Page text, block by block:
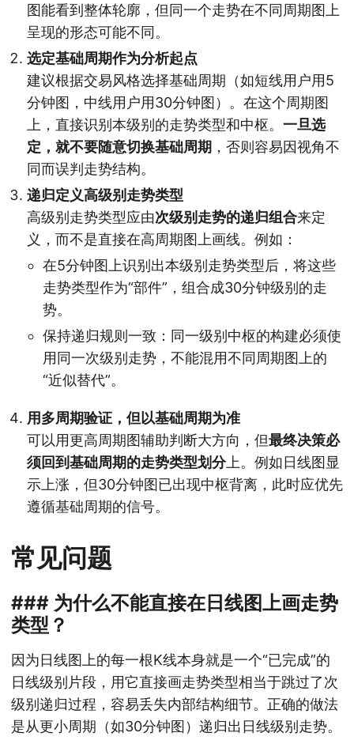
图能看到整体轮廓，但同一个走势在不同周期图上
呈现的形态可能不同。
选定基础周期作为分析起点
建议根据交易风格选择基础周期（如短线用户用5
分钟图，中线用户用30分钟图）。在这个周期图
上，直接识别本级别的走势类型和中枢。 一旦选
定，就不要随意切换基础周期 ，否则容易因视角不
同而误判走势结构。
递归定义高级别走势类型
高级别走势类型应由次级别走势的递归组合来定
义，而不是直接在高周期图上画线。例如：
在5分钟图上识别出本级别走势类型后，将这些
走势类型作为“部件”，组合成30分钟级别的走
势。
保持递归规则一致：同一级别中枢的构建必须使
用同一次级别走势，不能混用不同周期图上的
“近似替代”。
用多周期验证，但以基础周期为准
可以用更高周期图辅助判断大方向，但最终决策必
须回到基础周期的走势类型划分上。例如日线图显
示上涨，但30分钟图已出现中枢背离，此时应优先
遵循基础周期的信号。
常见问题
### 为什么不能直接在日线图上画走势
类型？
因为日线图上的每一根K线本身就是一个“已完成”的
日线级别片段，用它直接画走势类型相当于跳过了次
级别递归过程，容易丢失内部结构细节。正确的做法
是从更小周期（如30分钟图）递归出日线级别走势。